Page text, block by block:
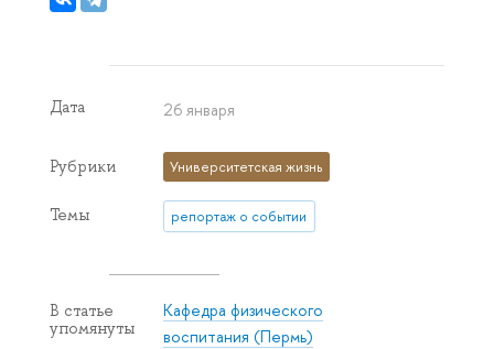
Дата 26 января
Рубрики Университетская жизнь
Темы репортаж о событии
В статье
упомянуты
Кафедра физического
воспитания (Пермь)